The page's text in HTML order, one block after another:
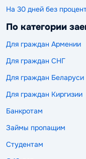
На 30 дней без
По категории
Для граждан Армении
Для граждан СНГ
Для граждан Беларуси
Для граждан Киргизии
Банкротам
Займы пропащим
Студентам